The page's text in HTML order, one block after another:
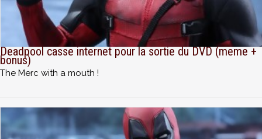
Deadpool casse internet pour la sortie du DVD (meme +
bonus)
The Merc with a mouth !